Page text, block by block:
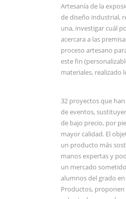
Artesanía de la
de diseño industrial,
una, investigar cuál
acercara a las
proceso artesano
este fin
materiales, realizado
32 proyectos que
de eventos,
de bajo precio, por
mayor calidad. El
un producto más
manos expertas y
un mercado
alumnos del grado
Productos,